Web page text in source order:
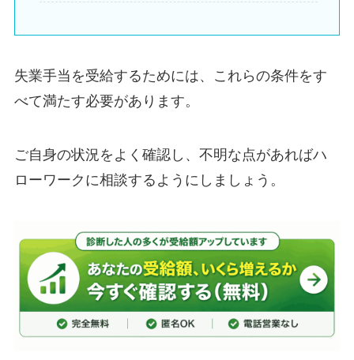
失業手当を受給するためには、これらの条件をす
べて満たす必要があります。
ご自身の状況をよく確認し、不明な点があればハ
ローワークに相談するようにしましょう。